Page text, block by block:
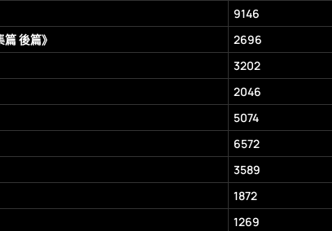
9146
後篇》 2696
3202
2046
5074
6572
3589
1872
1269